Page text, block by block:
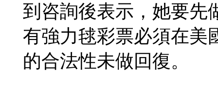
到咨詢後表示，她要先
有強力毬彩票必須在美
的合法性未做回復。